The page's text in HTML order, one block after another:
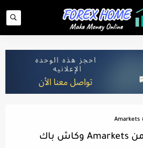
Amarkets
أربح ايفون X من Amarkets وكاش باك